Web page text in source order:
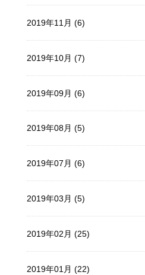
2019年11月 (6)
2019年10月 (7)
2019年09月 (6)
2019年08月 (5)
2019年07月 (6)
2019年03月 (5)
2019年02月 (25)
2019年01月 (22)